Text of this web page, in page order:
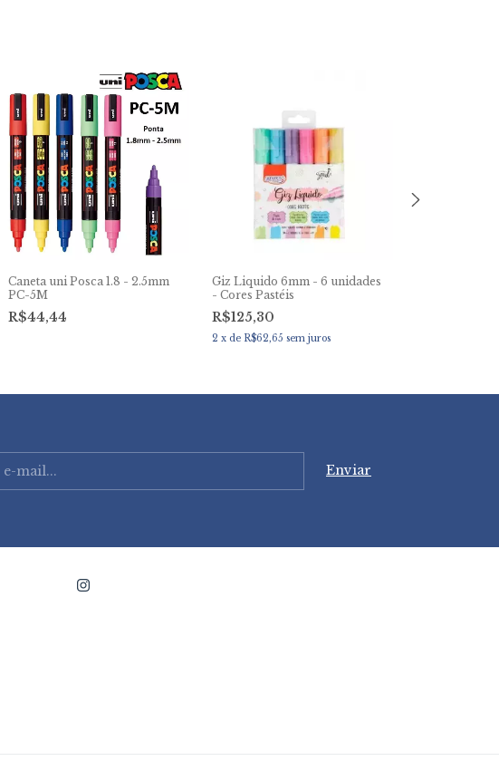
Caneta uni Posca 1.8 - 2.5mm
PC-5M
R$44,44
Giz Liquido 6mm - 6 unidades
- Cores Pastéis
R$125,30
2 x de R$62,65 sem juros